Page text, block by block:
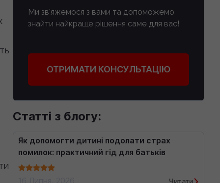
Ми зв'яжемося з вами та допоможемо
знайти найкраще рішення саме для вас!
ОТРИМАТИ КОНСУЛЬТАЦІЮ
Статті з блогу:
Як допомогти дитині подолати страх
помилок: практичний гід для батьків
Читати